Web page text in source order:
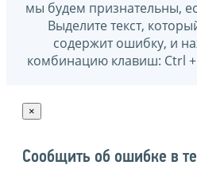
мы будем признательны,
Выделите текст,
содержит ошибку, и
комбинацию клавиш: Ctrl
×
Сообщить об ошибке в